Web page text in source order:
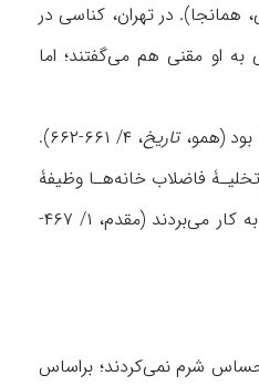
در تهران، کناسی در
خانه‌ها بود. برخی به او مقنی هم می‌گفتند؛ اما
بود (همو،تاریخ
، ۴/ ۶۶۱-۶۶۲).
و چپق کناس را فراهم می‌کرد (همـان، ۴/ ۶۶۸). در همدان، نیـز تخلیـۀ فاضلاب خانه‌هـا وظیفۀ
کناس یا خلاپاک‌کن بود (گروسین، ۱۳۵). در تویسرکان، کود انسانی را، که کناس آن را فراهم کرده بود، برای تقویت مزارع تریاک به کار می‌بردند (مقدم، ۱/ ۴۶۷-
شرم نمی‌کردند؛ براساس